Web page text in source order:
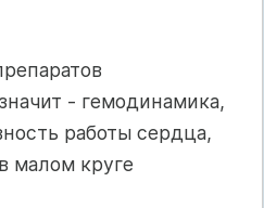
- гемодинамика,
работы сердца,
малом круге